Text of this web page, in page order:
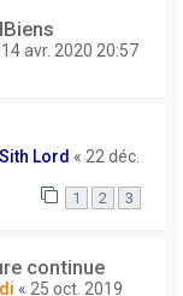
14 avr. 2020 20:57
Lord « 22 déc.
1 2 3
continue
« 25 oct. 2019